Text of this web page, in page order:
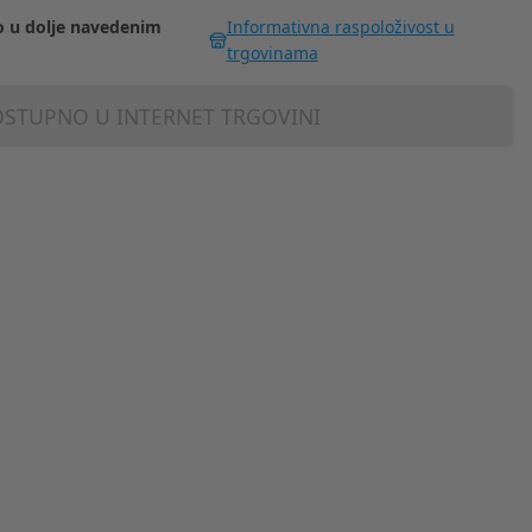
u dolje navedenim
Informativna raspoloživost u
trgovinama
U INTERNET TRGOVINI